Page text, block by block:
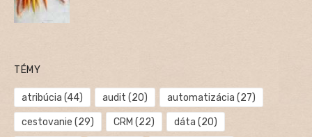
TÉMY
atribúcia (44) audit (20) automatizácia (27)
cestovanie (29) CRM (22) dáta (20)